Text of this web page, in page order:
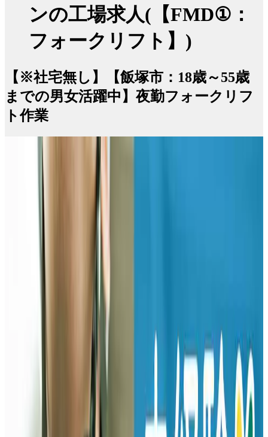
ンの工場求人(【FMD①：
フォークリフト】)
【※社宅無し】【飯塚市：18歳～55歳
までの男女活躍中】夜勤フォークリフ
ト作業